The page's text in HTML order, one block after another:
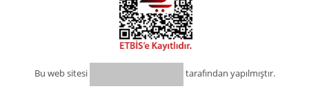
Bu web sitesi tarafından yapılmıştır.